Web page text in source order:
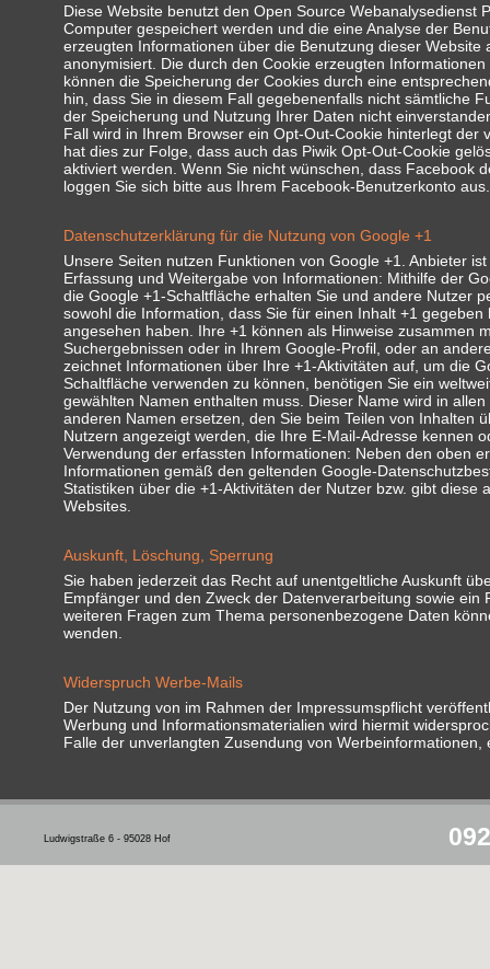
Diese Website benutzt den Open Source Webanalysedienst
Computer gespeichert werden und die eine Analyse der
erzeugten Informationen über die Benutzung dieser
anonymisiert. Die durch den Cookie erzeugten
können die Speicherung der Cookies durch eine
hin, dass Sie in diesem Fall gegebenenfalls nicht sämtliche
der Speicherung und Nutzung Ihrer Daten nicht
Fall wird in Ihrem Browser ein Opt-Out-Cookie hinterlegt
hat dies zur Folge, dass auch das Piwik Opt-Out-Cookie
aktiviert werden. Wenn Sie nicht wünschen, dass Facebook
loggen Sie sich bitte aus Ihrem Facebook-Benutzerkonto aus.
Datenschutzerklärung für die Nutzung von Google +1
Unsere Seiten nutzen Funktionen von Google +1. Anbieter
Erfassung und Weitergabe von Informationen: Mithilfe der
die Google +1-Schaltfläche erhalten Sie und andere Nutzer
sowohl die Information, dass Sie für einen Inhalt +1
angesehen haben. Ihre +1 können als Hinweise zusammen
Suchergebnissen oder in Ihrem Google-Profil, oder an
zeichnet Informationen über Ihre +1-Aktivitäten auf, um die
Schaltfläche verwenden zu können, benötigen Sie ein
gewählten Namen enthalten muss. Dieser Name wird in
anderen Namen ersetzen, den Sie beim Teilen von Inhalten
Nutzern angezeigt werden, die Ihre E-Mail-Adresse kennen
Verwendung der erfassten Informationen: Neben den oben
Informationen gemäß den geltenden Google-
Statistiken über die +1-Aktivitäten der Nutzer bzw. gibt
Websites.
Auskunft, Löschung, Sperrung
Sie haben jederzeit das Recht auf unentgeltliche Auskunft
Empfänger und den Zweck der Datenverarbeitung sowie
weiteren Fragen zum Thema personenbezogene Daten
wenden.
Widerspruch Werbe-Mails
Der Nutzung von im Rahmen der Impressumspflicht
Werbung und Informationsmaterialien wird hiermit
Falle der unverlangten Zusendung von Werbeinformationen,
Ludwigstraße 6 - 95028 Hof